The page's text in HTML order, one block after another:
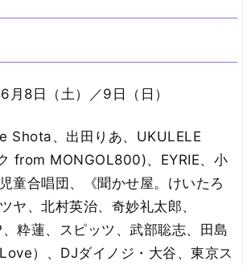
8日（土）／9日（日）
Shota、出田りあ、UKULELE
from MONGOL800)、EYRIE、小
童合唱団、《聞かせ屋。けいたろ
ヤ、北村英治、奇妙礼太郎、
粋蓮、スピッツ、武部聡志、田島
）、DJダイノジ・大谷、東京ス